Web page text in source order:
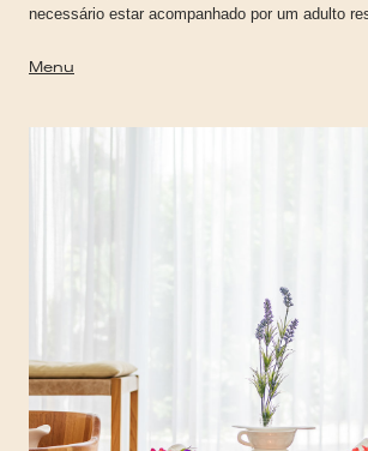
necessário estar acompanhado por um adulto
Menu